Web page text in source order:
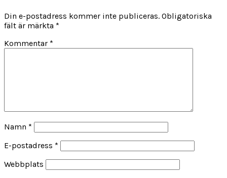
Din e-postadress kommer inte publiceras. Obligatoriska
fält är märkta *
Kommentar *
Namn *
E-postadress *
Webbplats